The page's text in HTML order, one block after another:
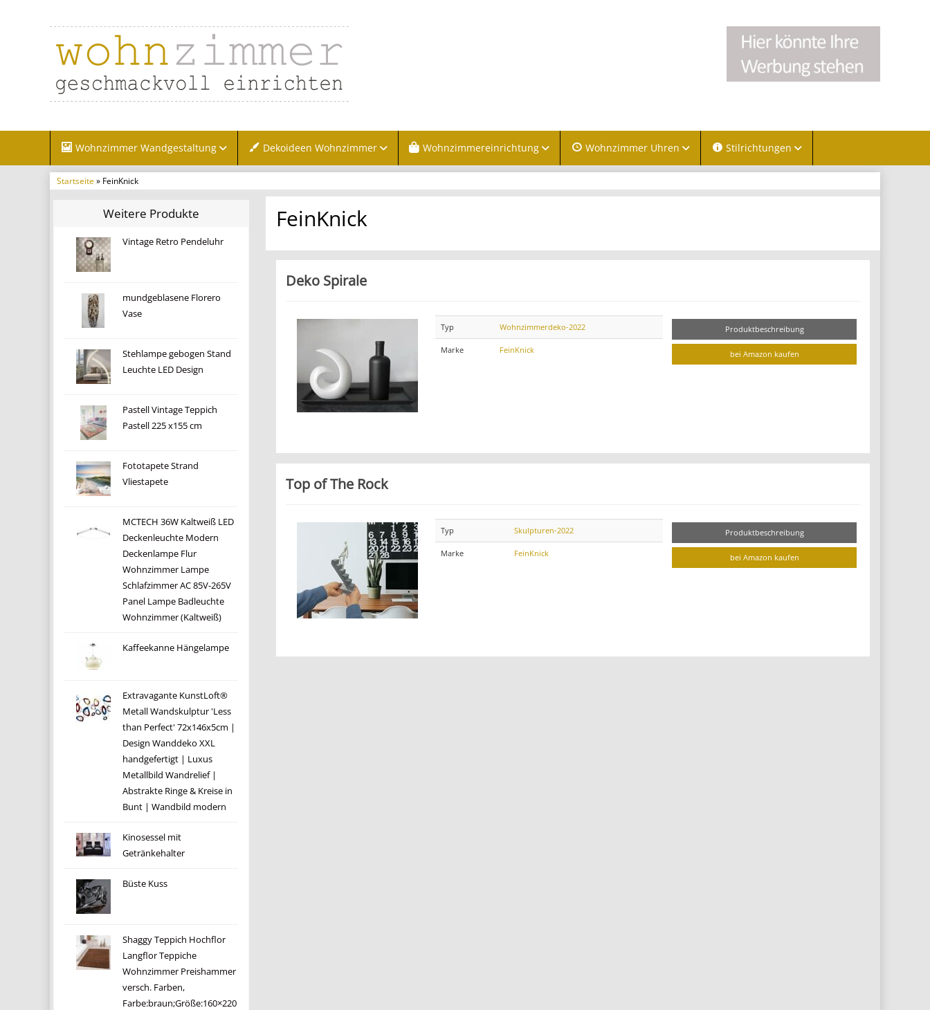
Wohnzimmer Wandgestaltung Dekoideen Wohnzimmer Wohnzimmereinrichtung Wohnzimmer Uhren Stilrichtungen
Startseite» FeinKnick
Weitere Produkte
Vintage Retro Pendeluhr
mundgeblasene Florero
Vase
Stehlampe gebogen Stand
Leuchte LED Design
Pastell Vintage Teppich
Pastell 225 x155 cm
Fototapete Strand
Vliestapete
MCTECH 36W Kaltweiß LED
Deckenleuchte Modern
Deckenlampe Flur
Wohnzimmer Lampe
Schlafzimmer AC 85V-265V
Panel Lampe Badleuchte
Wohnzimmer (Kaltweiß)
Kaffeekanne Hängelampe
Extravagante KunstLoft®
Metall Wandskulptur 'Less
than Perfect' 72x146x5cm |
Design Wanddeko XXL
handgefertigt | Luxus
Metallbild Wandrelief |
Abstrakte Ringe & Kreise in
Bunt | Wandbild modern
Kinosessel mit
Getränkehalter
Büste Kuss
Shaggy Teppich Hochflor
Langflor Teppiche
Wohnzimmer Preishammer
versch. Farben,
Farbe:braun;Größe:160×220
FeinKnick
Deko Spirale
Typ Wohnzimmerdeko-2022
Marke FeinKnick
Produktbeschreibung
bei Amazon kaufen
Top of The Rock
Typ Skulpturen-2022
Marke FeinKnick
Produktbeschreibung
bei Amazon kaufen